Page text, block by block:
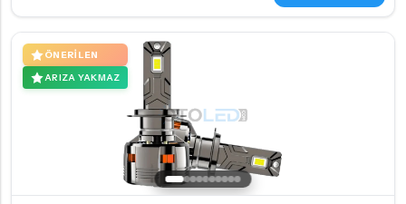
ÖNERILEN
ARIZA YAKMAZ